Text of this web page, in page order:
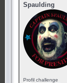
Spaulding
Profil challenge